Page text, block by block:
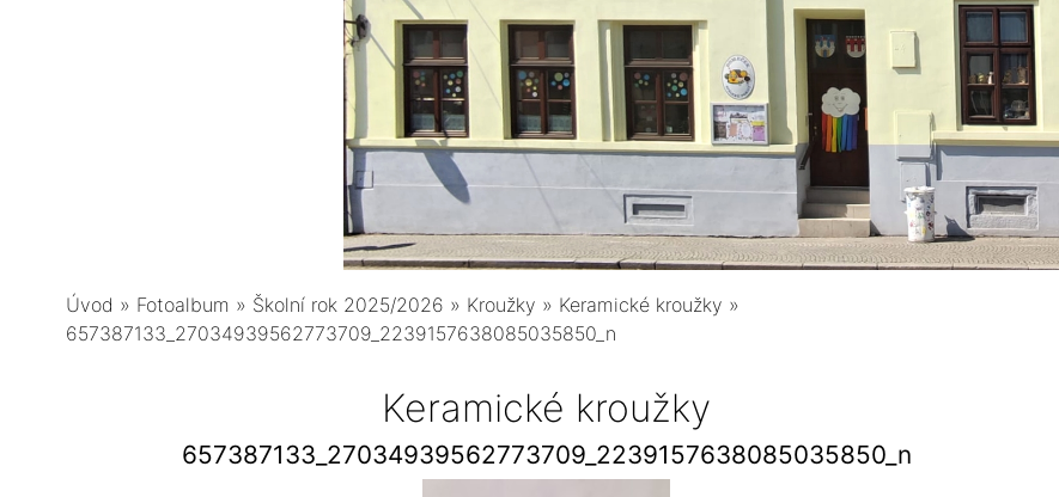
Úvod » Fotoalbum » Školní rok 2025/2026 » Kroužky » Keramické kroužky »
657387133_27034939562773709_2239157638085035850_n
Keramické kroužky
657387133_27034939562773709_2239157638085035850_n